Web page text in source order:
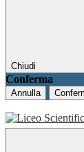
Chiudi
Conferma
Annulla